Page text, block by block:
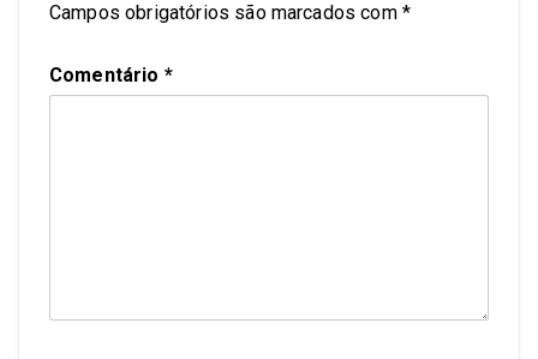
Campos obrigatórios são marcados com *
Comentário *